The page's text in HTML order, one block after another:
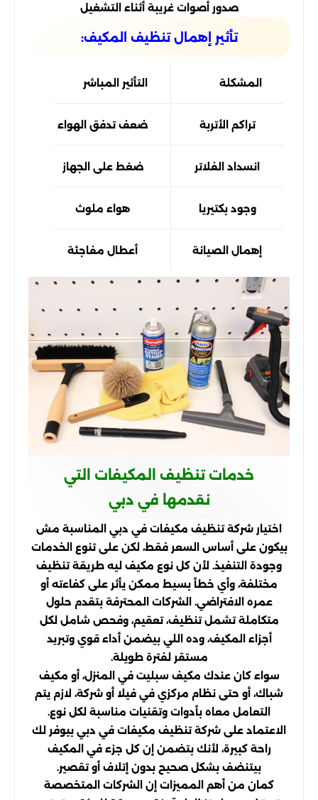
صدور أصوات غريبة أثناء التشغيل
تأثير إهمال تنظيف المكيف:
المشكلة التأثير المباشر
تراكم الأتربة ضعف تدفق الهواء
انسداد الفلاتر ضغط على الجهاز
وجود بكتيريا هواء ملوث
إهمال الصيانة أعطال مفاجئة
خدمات تنظيف المكيفات التي
نقدمها في دبي
اختيار شركة تنظيف مكيفات في دبي المناسبة مش
بيكون على أساس السعر فقط، لكن على تنوع الخدمات
وجودة التنفيذ. لأن كل نوع مكيف ليه طريقة تنظيف
مختلفة، وأي خطأ بسيط ممكن يأثر على كفاءته أو
عمره الافتراضي. الشركات المحترفة بتقدم حلول
متكاملة تشمل تنظيف، تعقيم، وفحص شامل لكل
أجزاء المكيف، وده اللي بيضمن أداء قوي وتبريد
مستقر لفترة طويلة.
سواء كان عندك مكيف سبليت في المنزل، أو مكيف
شباك، أو حتى نظام مركزي في فيلا أو شركة، لازم يتم
التعامل معاه بأدوات وتقنيات مناسبة لكل نوع.
الاعتماد على شركة تنظيف مكيفات في دبي بيوفر لك
راحة كبيرة، لأنك بتضمن إن كل جزء في المكيف
بيتنضف بشكل صحيح بدون إتلاف أو تقصير.
كمان من أهم المميزات إن الشركات المتخصصة